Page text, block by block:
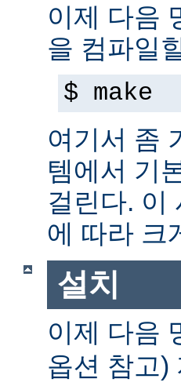
이제 다음
을 컴파일
$ make
여기서 좀
템에서 기
걸린다. 이
에 따라 크
설치
이제 다음
옵션 참고